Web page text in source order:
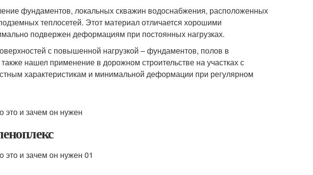
фундаментов, локальных скважин водоснабжения, расположенных
теплосетей. Этот материал отличается хорошими
подвержен деформациям при постоянных нагрузках.
с повышенной нагрузкой – фундаментов, полов в
нашел применение в дорожном строительстве на участках с
характеристикам и минимальной деформации при регулярном